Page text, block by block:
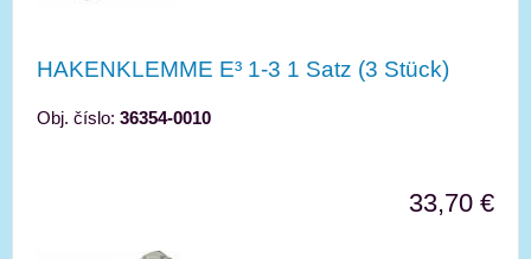
HAKENKLEMME E³ 1-3 1 Satz (3 Stück)
Obj. číslo: 36354-0010
33,70 €